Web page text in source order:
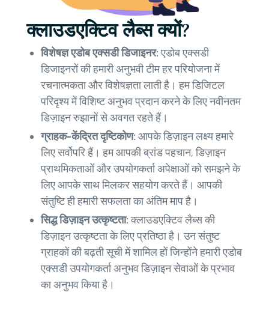
क्लाउडएक्टिव लैब्स क्यों?
विशेषज्ञ एडोब एक्सडी डिजाइनर:एडोब एक्सडी
डिजाइनरों की हमारी अनुभवी टीम हर परियोजना में
रचनात्मकता और विशेषज्ञता लाती है। हम डिजिटल
परिदृश्य में विशिष्ट अनुभव प्रदान करने के लिए नवीनतम
डिज़ाइन रुझानों से अवगत रहते हैं।
ग्राहक-केंद्रित दृष्टिकोण: आपके डिज़ाइन लक्ष्य हमारे
लिए सर्वोपरि हैं। हम आपकी ब्रांड पहचान, डिज़ाइन
प्राथमिकताओं और उपयोगकर्ता अपेक्षाओं को समझने के
लिए आपके साथ मिलकर सहयोग करते हैं। आपकी
संतुष्टि ही हमारी सफलता का अंतिम माप है।
सिद्ध डिज़ाइन उत्कृष्टता:क्लाउडएक्टिव लैब्स की
डिज़ाइन उत्कृष्टता के लिए प्रतिष्ठा है। उन संतुष्ट
ग्राहकों की बढ़ती सूची में शामिल हों जिन्होंने हमारी एडोब
एक्सडी उपयोगकर्ता अनुभव डिज़ाइन सेवाओं के प्रभाव
का अनुभव किया है।